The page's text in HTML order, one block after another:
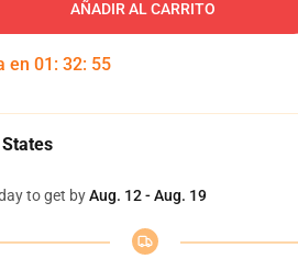
AÑADIR AL CARRITO
en 01 : 32: 54
to get byAug. 12 - Aug. 19